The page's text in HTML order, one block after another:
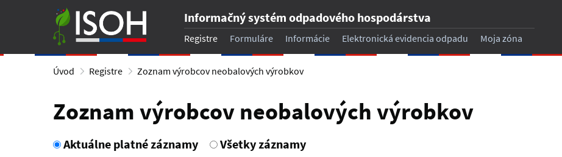
Informačný systém odpadového hospodárstva
Registre Formuláre Informácie Elektronická evidencia odpadu Moja zóna
Úvod Registre Zoznam výrobcov neobalových výrobkov
Zoznam výrobcov neobalových výrobkov
Aktuálne platné záznamy Všetky záznamy